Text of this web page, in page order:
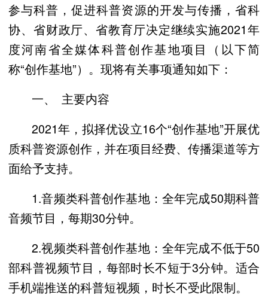
参与科普，促进科普资源的开发与传播，省科
协、省财政厅、省教育厅决定继续实施2021年
度河南省全媒体科普创作基地项目（以下简
称“创作基地”）。现将有关事项通知如下：
一、 主要内容
2021年，拟择优设立16个“创作基地”开展优
质科普资源创作，并在项目经费、传播渠道等方
面给予支持。
1.音频类科普创作基地：全年完成50期科普
音频节目，每期30分钟。
2.视频类科普创作基地：全年完成不低于50
部科普视频节目，每部时长不短于3分钟。适合
手机端推送的科普短视频，时长不受此限制。